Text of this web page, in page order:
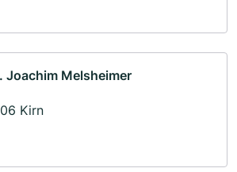
Joachim Melsheimer
Kirn